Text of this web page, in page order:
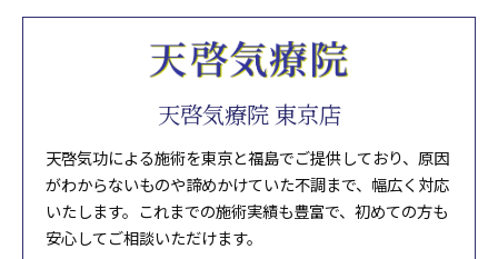
天啓気療院 東京店
天啓気功による施術を東京と福島でご提供しており、原因
がわからないものや諦めかけていた不調まで、幅広く対応
いたします。これまでの施術実績も豊富で、初めての方も
安心してご相談いただけます。